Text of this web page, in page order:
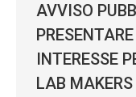
AVVISO
INTERESSE
LAB